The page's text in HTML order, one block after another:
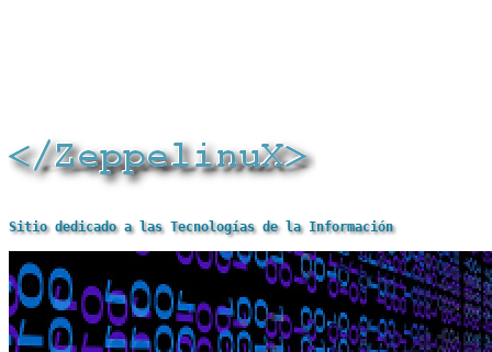
Sitio dedicado a las Tecnologías de la Información